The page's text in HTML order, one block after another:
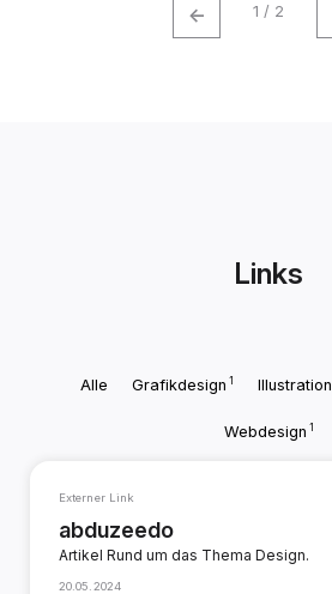
← 1 / 2
Links
Alle Grafikdesign 1 Illustration
Webdesign 1
Externer Link
abduzeedo
Artikel Rund um das Thema Design.
20.05.2024